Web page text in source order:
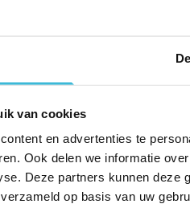
van cookies
en advertenties te
Ook delen we informatie
Deze partners kunnen
op basis van uw
vast vanwege een
verdeling mogelijk.
het om de vraag of
van 4 februari 2025.
onze